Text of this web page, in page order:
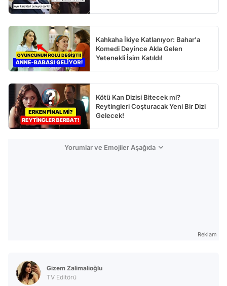
Kahkaha İkiye Katlanıyor: Bahar'a
Komedi Deyince Akla Gelen
Yetenekli İsim Katıldı!
Kötü Kan Dizisi Bitecek mi?
Reytingleri Coşturacak Yeni Bir Dizi
Gelecek!
Yorumlar ve Emojiler Aşağıda
Reklam
Gizem Zalimalioğlu
TV Editörü